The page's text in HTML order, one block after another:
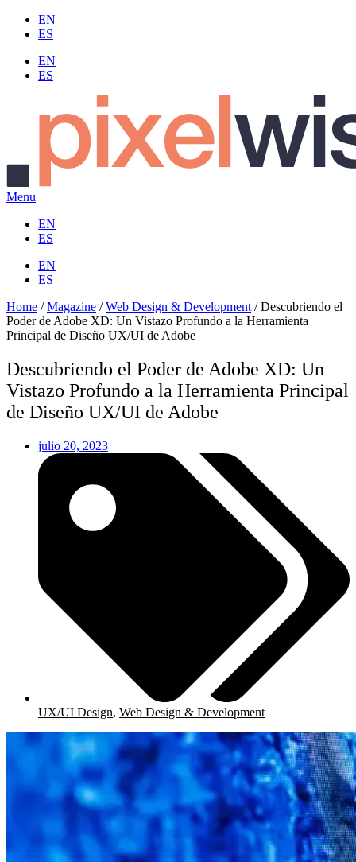
EN
ES
EN
ES
Menu
EN
ES
EN
ES
Home /Magazine /Web Design & Development /Descubriendo el
Poder de Adobe XD: Un Vistazo Profundo a la Herramienta
Principal de Diseño UX/UI de Adobe
Descubriendo el Poder de Adobe XD: Un
Vistazo Profundo a la Herramienta Principal
de Diseño UX/UI de Adobe
julio 20, 2023
UX/UI Design, Web Design & Development